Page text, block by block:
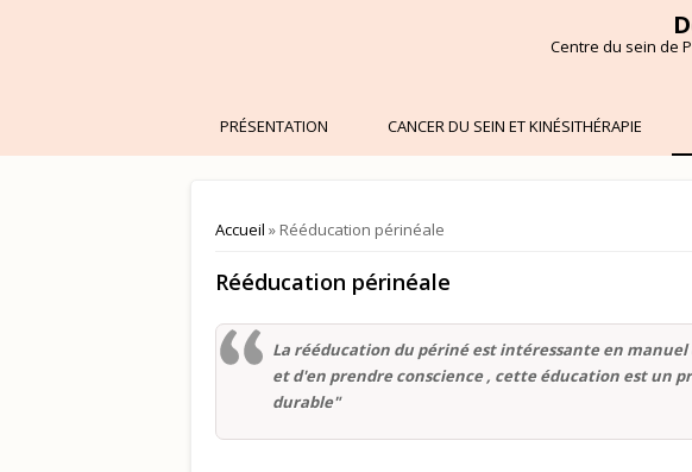
Centre du sein de
PRÉSENTATION CANCER DU SEIN ET KINÉSITHÉRAPIE
Vous êtes ici
Accueil » Rééducation périnéale
Rééducation périnéale
La rééducation du périné est intéressante en
et d'en prendre conscience , cette éducation est un
durable"